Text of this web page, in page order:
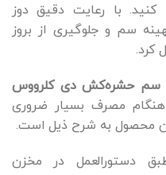
کنید. با رعایت دقیق دوز
سم و جلوگیری از بروز
کرد.
سم حشره‌کش دی کلرووس
مصرف بسیار ضروری
محصول به شرح ذیل است.
دستورالعمل در مخزن